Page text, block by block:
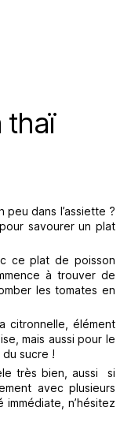
thaï
peu dans l’assiette ?
savourer un plat
ce plat de poisson
à trouver de
les tomates en
citronnelle, élément
mais aussi pour le
du sucre !
très bien, aussi si
avec plusieurs
immédiate, n’hésitez